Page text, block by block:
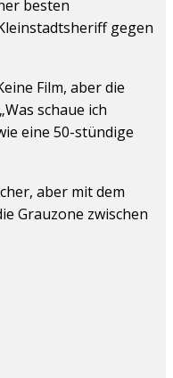
besten
gegen
Film, aber die
schaue ich
eine 50-stündige
aber mit dem
Grauzone zwischen